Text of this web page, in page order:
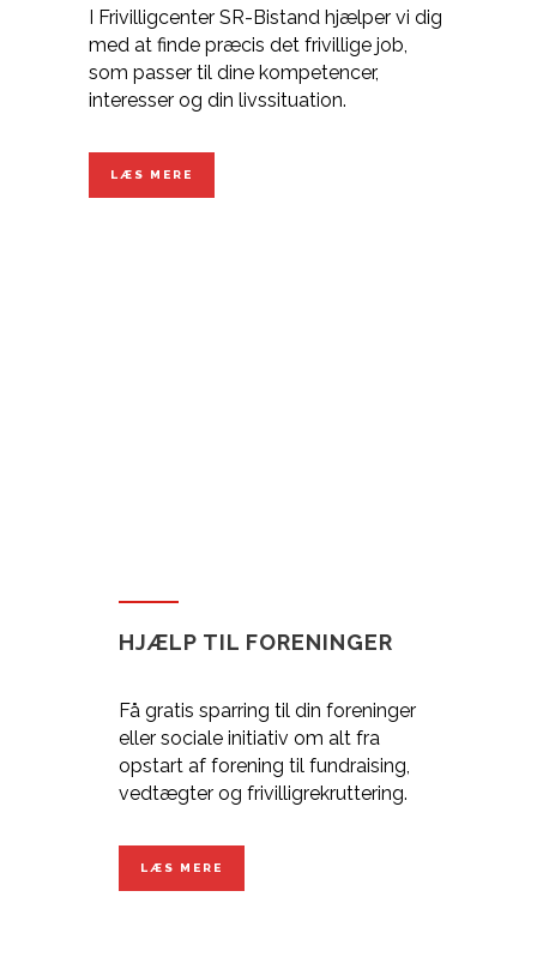
I Frivilligcenter SR-Bistand hjælper vi dig
med at finde præcis det frivillige job,
som passer til dine kompetencer,
interesser og din livssituation.
LÆS MERE
HJÆLP TIL FORENINGER
Få gratis sparring til din foreninger
eller sociale initiativ om alt fra
opstart af forening til fundraising,
vedtægter og frivilligrekruttering.
LÆS MERE